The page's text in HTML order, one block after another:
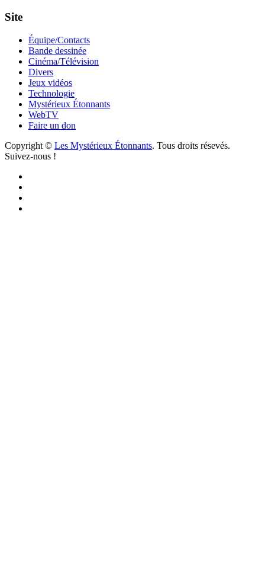
Site
Équipe/Contacts
Bande dessinée
Cinéma/Télévision
Divers
Jeux vidéos
Technologie
Mystérieux Étonnants
WebTV
Faire un don
Copyright © Les Mystérieux Étonnants. Tous droits résevés.
Suivez-nous !